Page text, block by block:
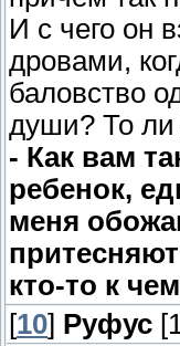
И с чего он
дровами,
баловство
души? То ли
- Как вам
ребенок,
меня
кто-то к
[10] Руфус